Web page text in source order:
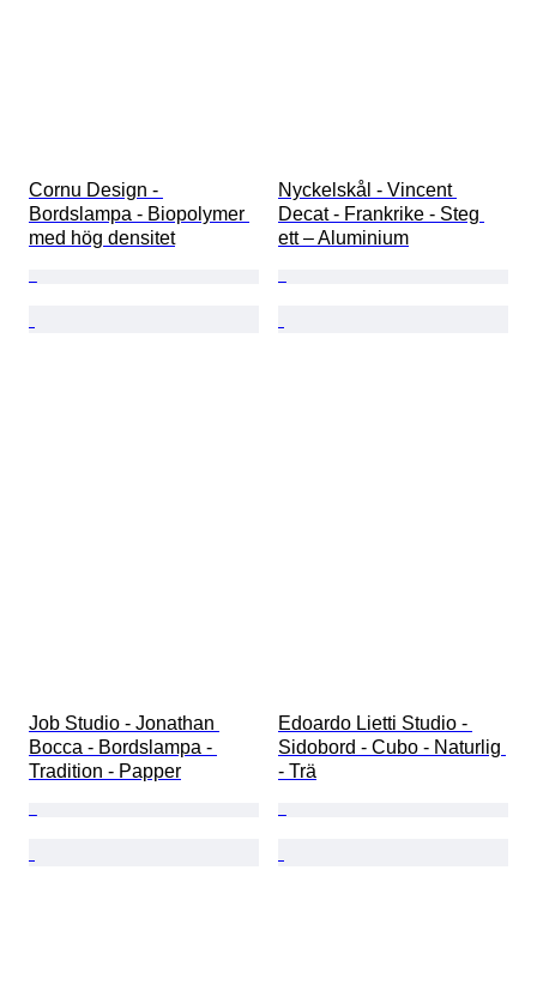
Cornu Design -
Bordslampa - Biopolymer
med hög densitet
Nyckelskål - Vincent
Decat - Frankrike - Steg
ett – Aluminium
Job Studio - Jonathan
Bocca - Bordslampa -
Tradition - Papper
Edoardo Lietti Studio -
Sidobord - Cubo - Naturlig
- Trä